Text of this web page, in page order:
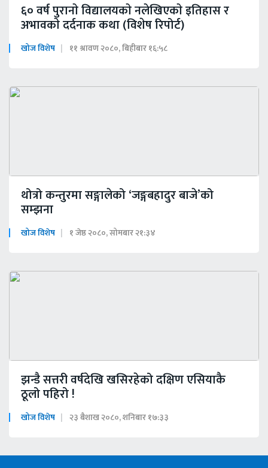
६० वर्ष पुरानाे विद्यालयकाे नलेखिएकाे इतिहास र
अभावकाे दर्दनाक कथा (विशेष रिपोर्ट)
खोज विशेष ११ श्रावण २०८०, बिहीबार १६:५८
थोत्रो कन्तुरमा सङ्गालेको ‘जङ्गबहादुर बाजे’को
सम्झना
खोज विशेष १ जेष्ठ २०८०, सोमबार २१:३४
झन्डै सत्तरी वर्षदेखि खसिरहेको दक्षिण एसियाकै
ठूलो पहिरो !
खोज विशेष २३ बैशाख २०८०, शनिबार १७:३३